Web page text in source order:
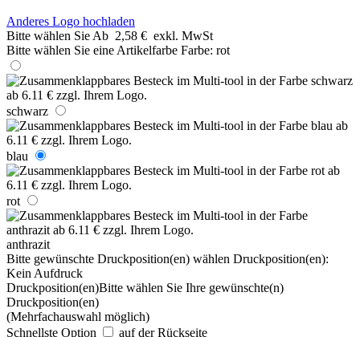
Anderes Logo hochladen
Bitte wählen Sie Ab 2,58 € exkl. MwSt
Bitte wählen Sie eine Artikelfarbe Farbe: rot
schwarz
blau
rot
anthrazit
Bitte gewünschte Druckposition(en) wählen Druckposition(en):
Kein Aufdruck
Druckposition(en)Bitte wählen Sie Ihre gewünschte(n)
Druckposition(en)
(Mehrfachauswahl möglich)
Schnellste Option
auf der Rückseite